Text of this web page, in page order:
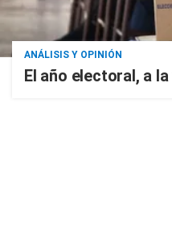
ANÁLISIS Y OPINIÓN
El año electoral, a